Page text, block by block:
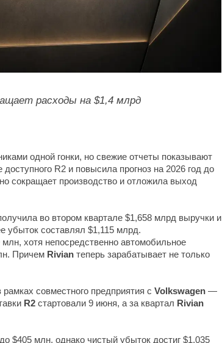
расходы на $1,4 млрд
одной гонки, но свежие отчеты показывают
R2 и повысила прогноз на 2026 год до
сокращает производство и отложила выход
во втором квартале $1,658 млрд выручки и
убыток составлял $1,115 млрд.
хотя непосредственно автомобильное
Причем Rivian теперь зарабатывает не только
совместного предприятия с Volkswagen —
R2 стартовали 9 июня, а за квартал Rivian
$405 млн, однако чистый убыток достиг $1,035